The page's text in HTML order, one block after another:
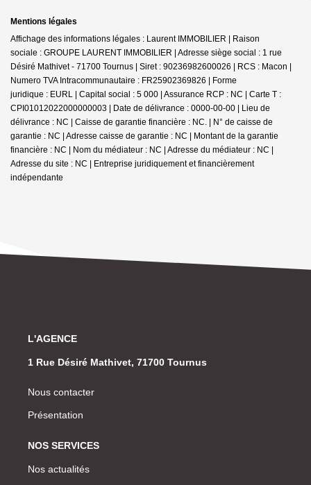
Mentions légales
Affichage des informations légales : Laurent IMMOBILIER | Raison
sociale : GROUPE LAURENT IMMOBILIER | Adresse siège social : 1 rue
Désiré Mathivet - 71700 Tournus | Siret : 90236982600026 | RCS : Macon |
Numero TVA Intracommunautaire : FR25902369826 | Forme
juridique : EURL | Capital social : 5 000 | Assurance RCP : NC | Carte T :
CPI01012022000000003 | Date de délivrance : 0000-00-00 | Lieu de
délivrance : NC | Caisse de garantie financière : NC. | N° de caisse de
garantie : NC | Adresse caisse de garantie : NC | Montant de la garantie
financière : NC | Nom du médiateur : NC | Adresse du médiateur : NC |
Adresse du site : NC | Entreprise juridiquement et financièrement
indépendante
L'AGENCE
1 Rue Désiré Mathivet, 71700 Tournus
Nous contacter
Présentation
NOS SERVICES
Nos actualités